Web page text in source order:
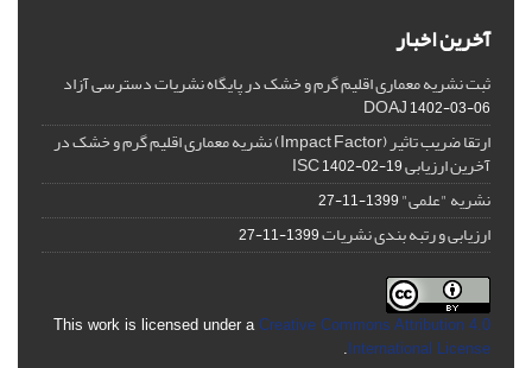
آخرین اخبار
ثبت نشریه معماری اقلیم گرم و خشک در پایگاه نشریات دسترسی آزاد
DOAJ1402-03-06
ارتقا ضریب تاثیر (Impact Factor) نشریه معماری اقلیم گرم و خشک در
آخرین ارزیابی ISC1402-02-19
نشریه "علمی"1399-11-27
ارزیابی و رتبه بندی نشریات1399-11-27
This work is licensed under a Creative Commons Attribution 4.0
International License
.